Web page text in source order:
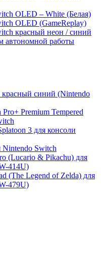
OLED – White (Белая)
OLED (GameReplay)
красный неон / синий
автономной работы
красный синий (Nintendo
Premium Tempered
3 для консоли
Nintendo Switch
(Lucario & Pikachu) для
414U)
(The Legend of Zelda) для
479U)